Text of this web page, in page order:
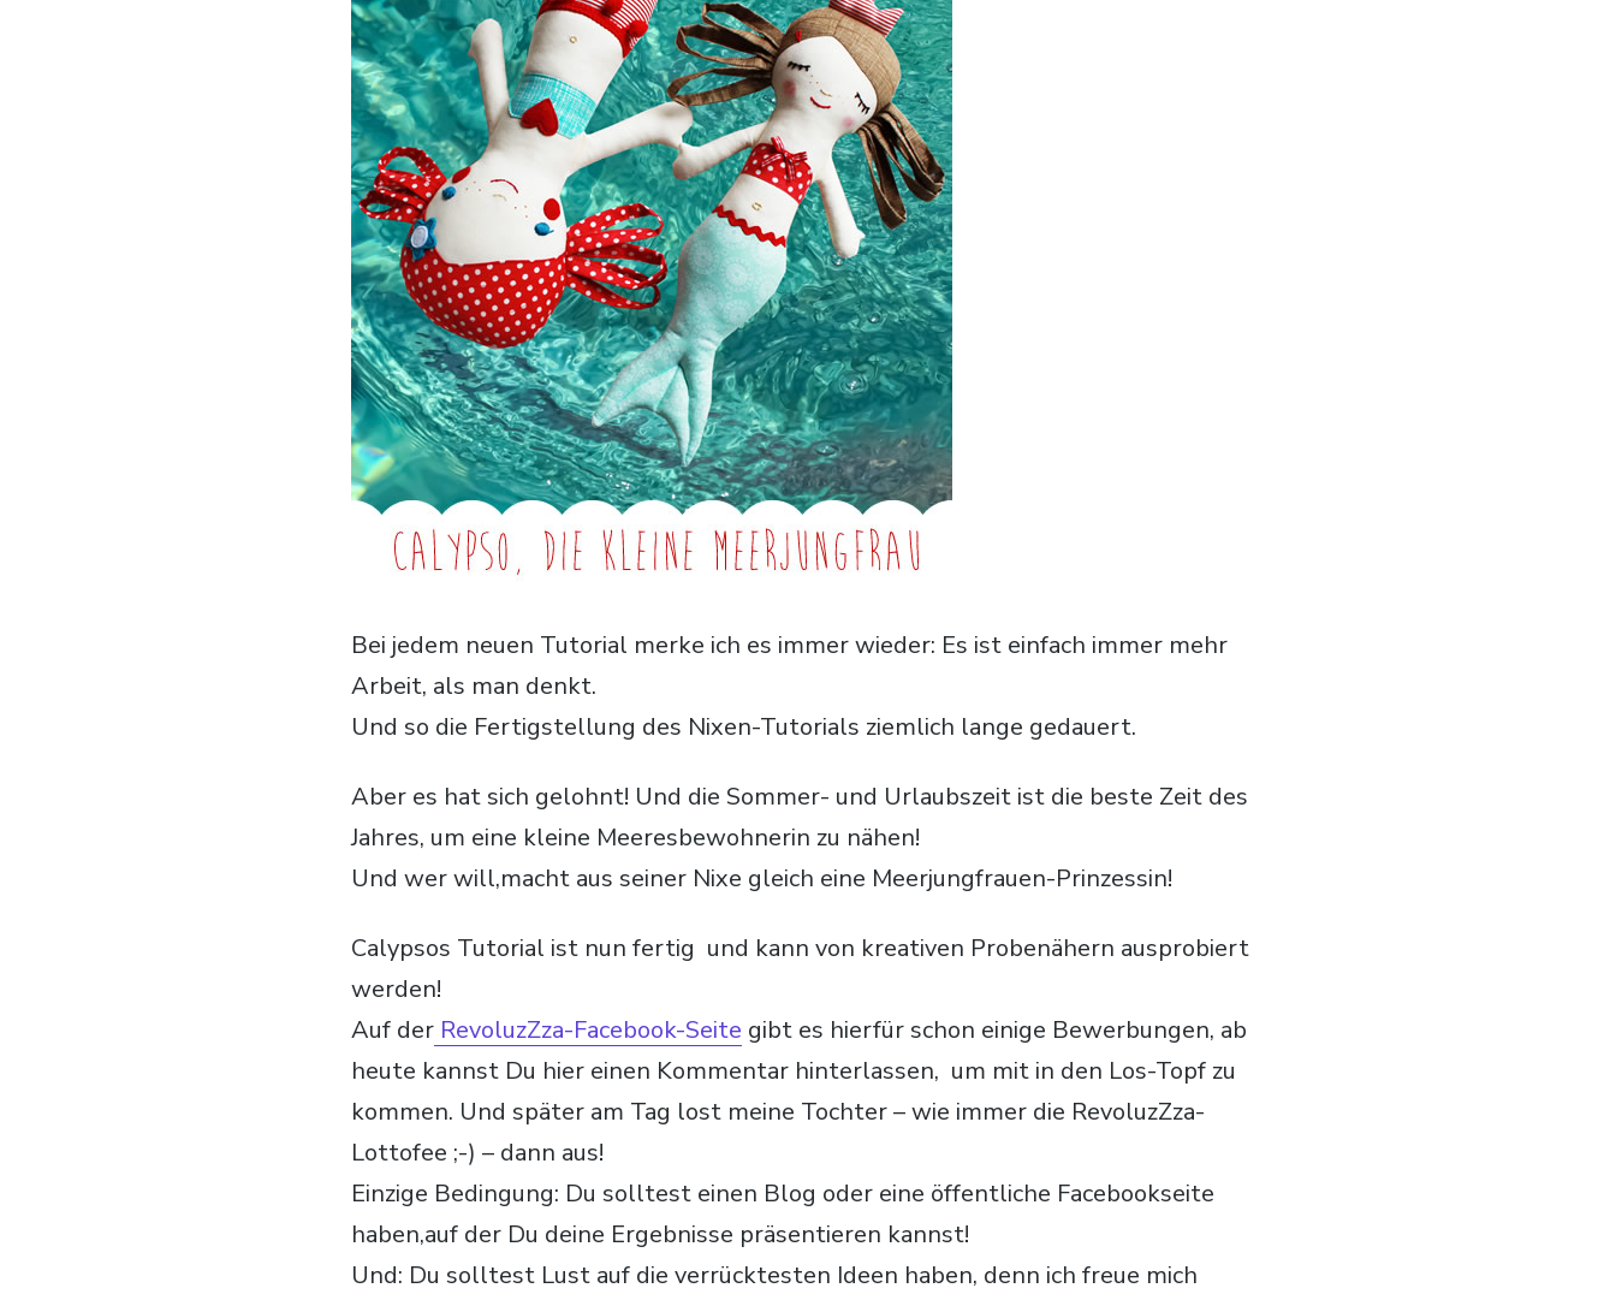
Bei jedem neuen Tutorial merke ich es immer wieder: Es ist einfach immer mehr
Arbeit, als man denkt.
Und so die Fertigstellung des Nixen-Tutorials ziemlich lange gedauert.
Aber es hat sich gelohnt! Und die Sommer- und Urlaubszeit ist die beste Zeit des
Jahres, um eine kleine Meeresbewohnerin zu nähen!
Und wer will,macht aus seiner Nixe gleich eine Meerjungfrauen-Prinzessin!
Calypsos Tutorial ist nun fertig und kann von kreativen Probenähern ausprobiert
werden!
Auf der RevoluzZza-Facebook-Seite gibt es hierfür schon einige Bewerbungen, ab
heute kannst Du hier einen Kommentar hinterlassen, um mit in den Los-Topf zu
kommen. Und später am Tag lost meine Tochter – wie immer die RevoluzZza-
Lottofee ;-) – dann aus!
Einzige Bedingung: Du solltest einen Blog oder eine öffentliche Facebookseite
haben,auf der Du deine Ergebnisse präsentieren kannst!
Und: Du solltest Lust auf die verrücktesten Ideen haben, denn ich freue mich